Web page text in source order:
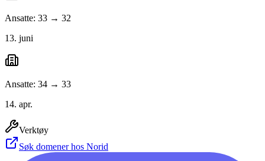
Ansatte: 33 → 32
13. juni
Ansatte: 34 → 33
14. apr.
Verktøy
Søk domener hos Norid